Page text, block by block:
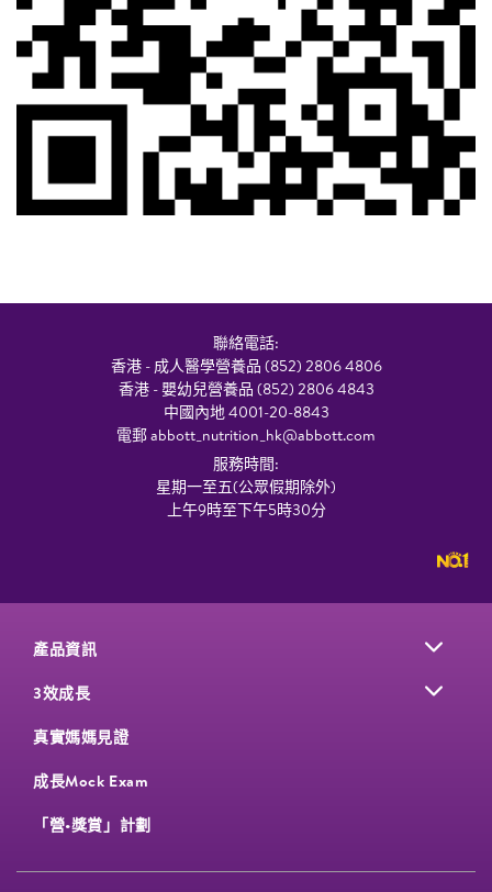
聯絡電話:
香港 - 成人醫學營養品 (852) 2806 4806
香港 - 嬰幼兒營養品 (852) 2806 4843
中國內地 4001-20-8843
電郵abbott_nutrition_hk@abbott.com
服務時間:
星期一至五(公眾假期除外)
上午9時至下午5時30分
產品資訊
3效成長
真實媽媽見證
成長Mock Exam
「營•獎賞」計劃